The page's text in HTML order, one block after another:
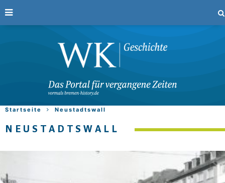
Startseite Neustadtswall
NEUSTADTSWALL